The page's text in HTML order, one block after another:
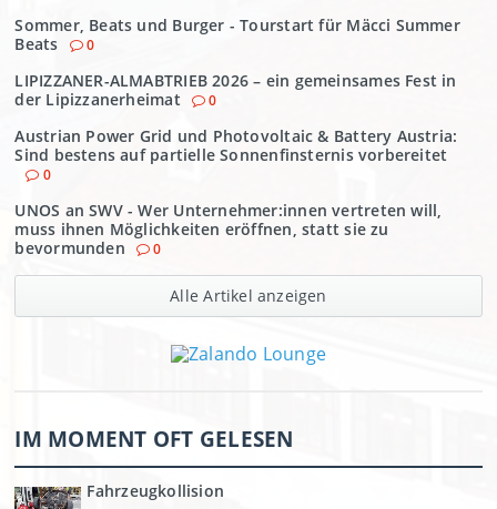
Sommer, Beats und Burger - Tourstart für Mäcci Summer
Beats
0
LIPIZZANER-ALMABTRIEB 2026 – ein gemeinsames Fest in
der Lipizzanerheimat
0
Austrian Power Grid und Photovoltaic & Battery Austria:
Sind bestens auf partielle Sonnenfinsternis vorbereitet
0
UNOS an SWV - Wer Unternehmer:innen vertreten will,
muss ihnen Möglichkeiten eröffnen, statt sie zu
bevormunden
0
Alle Artikel anzeigen
IM MOMENT OFT GELESEN
Fahrzeugkollision